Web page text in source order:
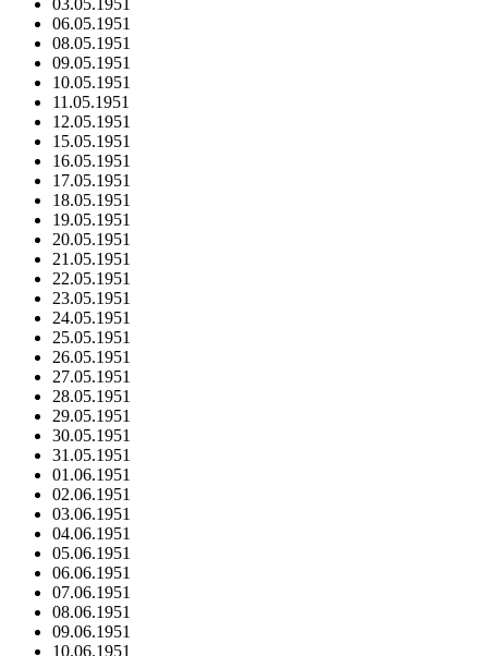
03.05.1951
06.05.1951
08.05.1951
09.05.1951
10.05.1951
11.05.1951
12.05.1951
15.05.1951
16.05.1951
17.05.1951
18.05.1951
19.05.1951
20.05.1951
21.05.1951
22.05.1951
23.05.1951
24.05.1951
25.05.1951
26.05.1951
27.05.1951
28.05.1951
29.05.1951
30.05.1951
31.05.1951
01.06.1951
02.06.1951
03.06.1951
04.06.1951
05.06.1951
06.06.1951
07.06.1951
08.06.1951
09.06.1951
10.06.1951